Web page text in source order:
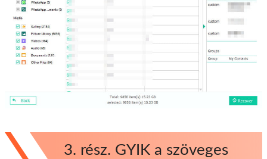
3. rész. GYIK a szöveges